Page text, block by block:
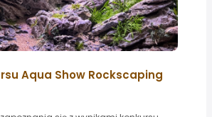
Aqua Show Rockscaping